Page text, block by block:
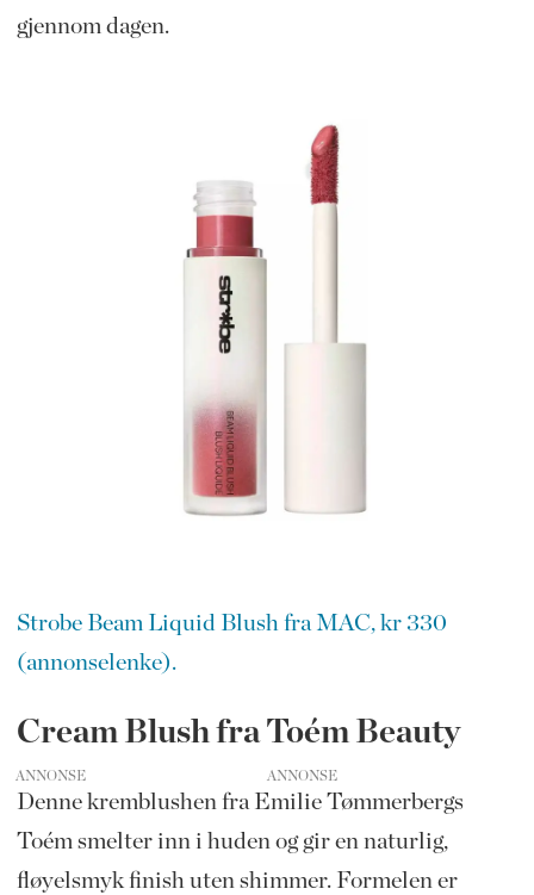
gjennom dagen.
Strobe Beam Liquid Blush fra MAC, kr 330
(annonselenke).
Cream Blush fra Toém Beauty
ANNONSE
Denne kremblushen fra Emilie Tømmerbergs
Toém smelter inn i huden og gir en naturlig,
fløyelsmyk finish uten shimmer. Formelen er